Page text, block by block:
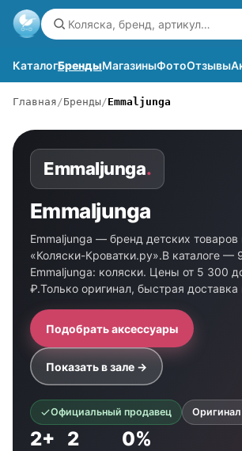
КаталогБрендыМагазиныФотоОтзывы
Главная Бренды Emmaljunga
Emmaljunga.
Emmaljunga
Emmaljunga — бренд детских товаров
«Коляски-Кроватки.ру».В каталоге —
Emmaljunga: коляски. Цены от 5 300
₽.Только оригинал, быстрая доставка
Подобрать аксессуары
Показать в зале →
Официальный продавец Оригинал
2+ 2 0%